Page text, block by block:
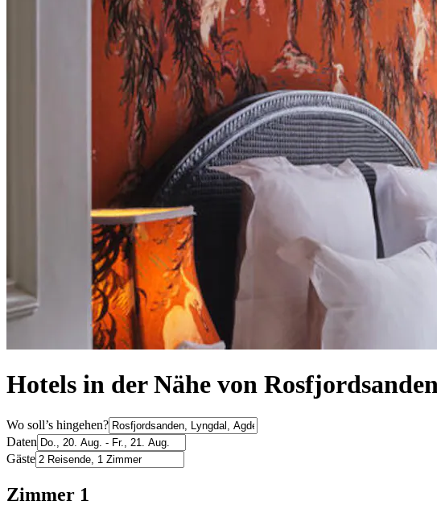
Hotels in der Nähe von
Wo soll’s hingehen?
Daten
Gäste
Zimmer 1